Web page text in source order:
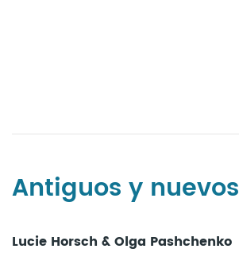
Antiguos y nuevos
Lucie Horsch & Olga Pashchenko